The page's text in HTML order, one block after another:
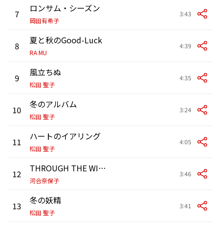
7 ロンサム・シーズン
岡田有希子
3:43
8 夏と秋のGood-Luck
RA MU
4:39
9 風立ちぬ
松田 聖子
4:35
10 冬のアルバム
松田 聖子
3:24
11 ハートのイアリング
松田 聖子
4:05
12 THROUGH THE WINDOW～月に降る雪～
河合奈保子
3:46
13 冬の妖精
松田 聖子
3:41